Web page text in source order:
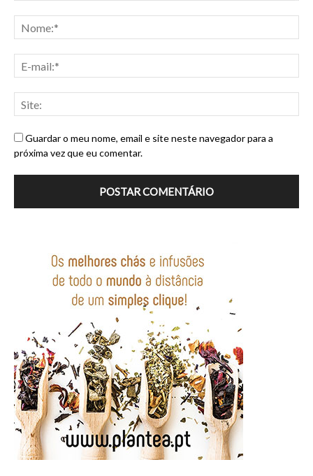
Guardar o meu nome, email e site neste navegador para a
próxima vez que eu comentar.